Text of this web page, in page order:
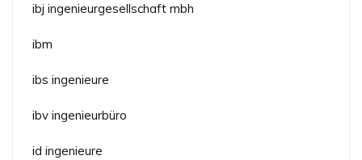
ibj ingenieurgesellschaft mbh
ibm
ibs ingenieure
ibv ingenieurbüro
id ingenieure